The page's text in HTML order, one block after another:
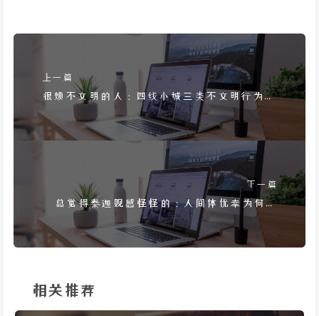
上一篇
很烦不文明的人：四线小城三类不文明行为，
吐痰小广告和恶狗
下一篇
总觉得泰迦观感怪怪的：人间体优幸为何最
惨，三合一设定孤独
相关推荐